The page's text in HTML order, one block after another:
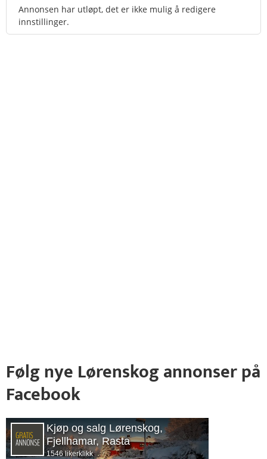
Annonsen har utløpt, det er ikke mulig å redigere
innstillinger.
Følg nye Lørenskog annonser på
Facebook
Kjøp og salg Lørenskog,
Fjellhamar, Rasta
1546 likerklikk